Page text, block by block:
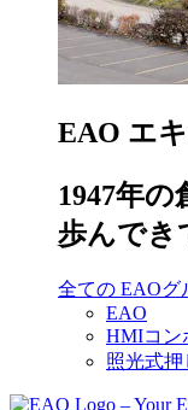
EAO エ
1947年
歩んでき
全ての EAOグ
EAO
HMIコン
照光式押